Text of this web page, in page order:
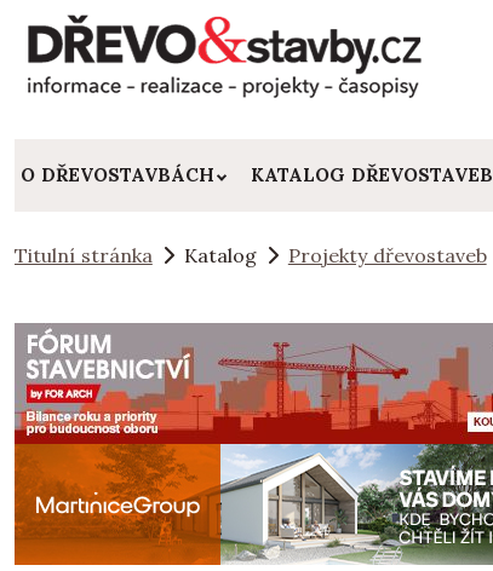
O DŘEVOSTAVBÁCH KATALOG DŘEVOSTAVEB
Titulní stránka Katalog Projekty dřevostaveb